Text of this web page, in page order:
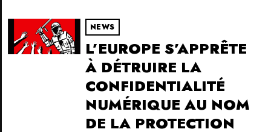
NEWS
L’EUROPE S’APPRÊTE
À DÉTRUIRE LA
CONFIDENTIALITÉ
NUMÉRIQUE AU NOM
DE LA PROTECTION